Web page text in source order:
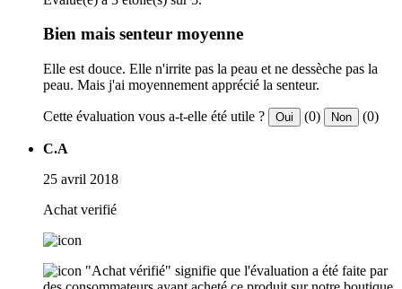
Bien mais senteur moyenne
Elle est douce. Elle n'irrite pas la peau et ne dessèche pas la
peau. Mais j'ai moyennement apprécié la senteur.
Cette évaluation vous a-t-elle été utile ? Oui (0) Non (0)
C.A
25 avril 2018
Achat verifié
"Achat vérifié" signifie que l'évaluation a été faite par